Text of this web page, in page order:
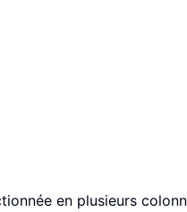
en plusieurs